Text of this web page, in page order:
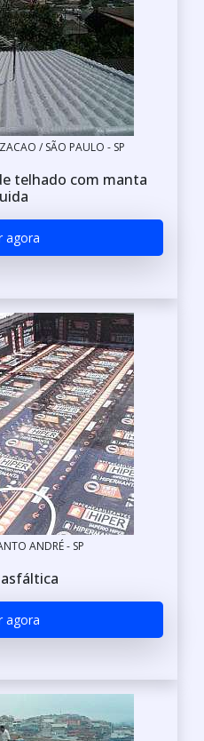
/ SÃO PAULO - SP
telhado com manta
agora
ANDRÉ - SP
agora